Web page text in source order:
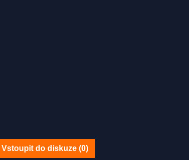
Vstoupit do diskuze (0)